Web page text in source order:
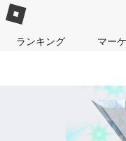
ランキング マー